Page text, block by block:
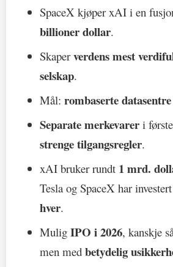
SpaceX kjøper xAI i en
billioner dollar.
Skaperverdens mest
selskap.
Mål: rombaserte datasentre
Separate merkevarer i
strenge tilgangsregler.
xAI bruker rundt 1 mrd.
Tesla og SpaceX har investert
hver.
Mulig IPO i 2026, kanskje
men med betydelig